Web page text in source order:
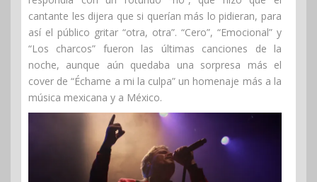
cantante les dijera que si querían más lo pidieran, para
así el público gritar “otra, otra”. “Cero”, “Emocional” y
“Los charcos” fueron las últimas canciones de la
noche, aunque aún quedaba una sorpresa más el
cover de “Échame a mi la culpa” un homenaje más a la
música mexicana y a México.